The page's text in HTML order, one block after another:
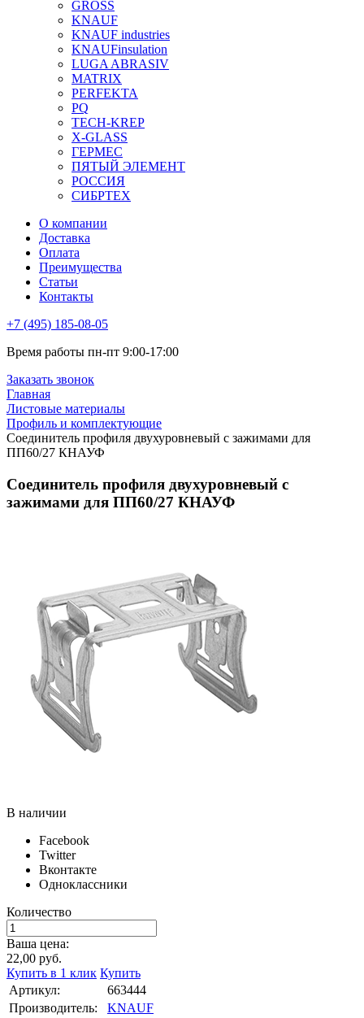
GROSS
KNAUF
KNAUF industries
KNAUFinsulation
LUGA ABRASIV
MATRIX
PERFEKTA
PQ
TECH-KREP
X-GLASS
ГЕРМЕС
ПЯТЫЙ ЭЛЕМЕНТ
РОССИЯ
СИБРТЕХ
О компании
Доставка
Оплата
Преимущества
Статьи
Контакты
+7 (495) 185-08-05
Время работы пн-пт 9:00-17:00
Заказать звонок
Главная
Листовые материалы
Профиль и комплектующие
Соединитель профиля двухуровневый с зажимами для
ПП60/27 КНАУФ
Соединитель профиля двухуровневый с
зажимами для ПП60/27 КНАУФ
В наличии
Facebook
Twitter
Вконтакте
Одноклассники
Количество
Ваша цена:
22,00 руб.
Купить в 1 клик Купить
Артикул:
663444
Производитель:
KNAUF